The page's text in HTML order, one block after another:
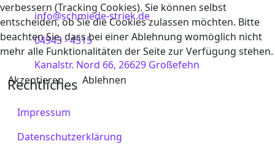
info@schmiede-striek.de
04943 - 4515
Kanalstr. Nord 66, 26629 Großefehn
Rechtliches
Impressum
Datenschutzerklärung
verbessern (Tracking Cookies). Sie können selbst
entscheiden, ob Sie die Cookies zulassen möchten. Bitte
beachten Sie, dass bei einer Ablehnung womöglich nicht
mehr alle Funktionalitäten der Seite zur Verfügung stehen.
Akzeptieren Ablehnen